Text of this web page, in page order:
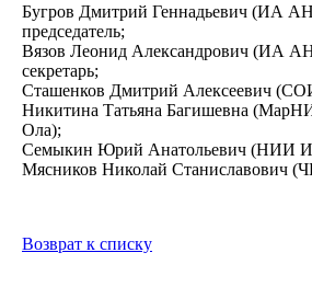
Бугров Дмитрий Геннадьевич (ИА
председатель;
Вязов Леонид Александрович (ИА
секретарь;
Сташенков Дмитрий Алексеевич
Никитина Татьяна Багишевна
Ола);
Семыкин Юрий Анатольевич (НИИ
Мясников Николай Станиславович
Возврат к списку